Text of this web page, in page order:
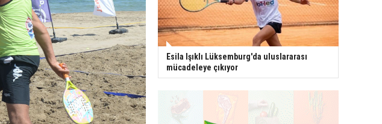
Esila Işıklı Lüksemburg'da uluslararası
mücadeleye çıkıyor